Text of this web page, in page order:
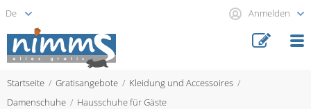
Anmelden
Startseite Gratisangebote
Kleidung und Accessoires
Damenschuhe
Hausschuhe für Gäste